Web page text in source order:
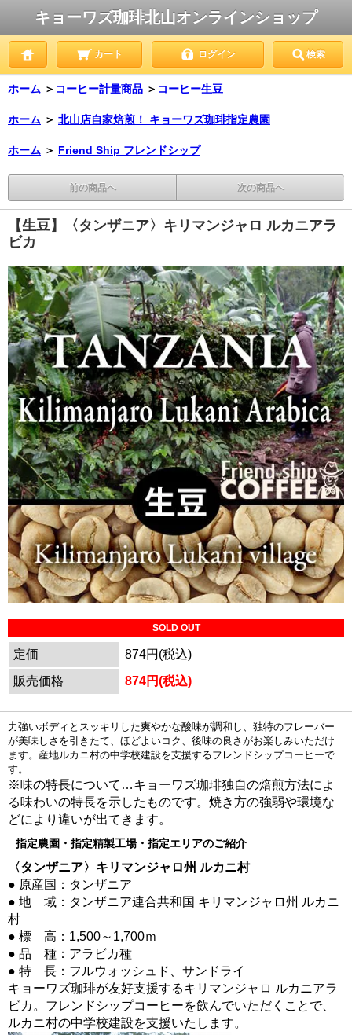
キョーワズ珈琲北山オンラインショップ
カート ログイン 検索
ホーム ＞ コーヒー計量商品 ＞ コーヒー生豆
ホーム ＞ 北山店自家焙煎！ キョーワズ珈琲指定農園
ホーム ＞ Friend Ship フレンドシップ
前の商品へ 次の商品へ
【生豆】〈タンザニア〉キリマンジャロ ルカニアラ
ビカ
SOLD OUT
定価
874円(税込)
販売価格
874円(税込)
力強いボディとスッキリした爽やかな酸味が調和し、独特のフレーバー
が美味しさを引きたて、ほどよいコク、後味の良さがお楽しみいただけ
ます。産地ルカニ村の中学校建設を支援するフレンドシップコーヒーで
す。
※味の特長について…キョーワズ珈琲独自の焙煎方法によ
る味わいの特長を示したものです。焼き方の強弱や環境な
どにより違いが出てきます。
指定農園・指定精製工場・指定エリアのご紹介
〈タンザニア〉キリマンジャロ州 ルカニ村
● 原産国：タンザニア
● 地 域：タンザニア連合共和国 キリマンジャロ州 ルカニ
村
● 標 高：1,500～1,700ｍ
● 品 種：アラビカ種
● 特 長：フルウォッシュド、サンドライ
キョーワズ珈琲が友好支援するキリマンジャロ ルカニアラ
ビカ。フレンドシップコーヒーを飲んでいただくことで、
ルカニ村の中学校建設を支援いたします。